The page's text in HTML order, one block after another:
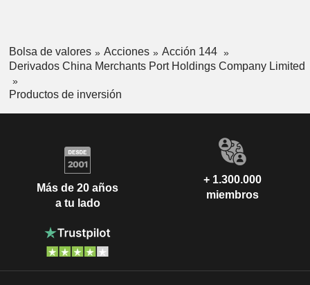
Bolsa de valores Acciones
Acción 144
Derivados China Merchants Port Holdings Company Limited
Productos de inversión
Más de 20 años
a tu lado
+ 1.300.000
miembros